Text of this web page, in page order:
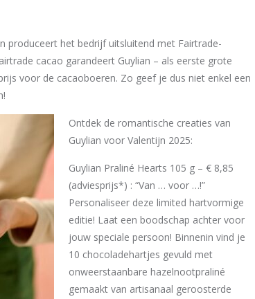
produceert het bedrijf uitsluitend met Fairtrade-
cacao garandeert Guylian – als eerste grote
voor de cacaoboeren. Zo geef je dus niet enkel een
Ontdek de romantische creaties van
Guylian voor Valentijn 2025:
Guylian Praliné Hearts 105 g – € 8,85
(adviesprijs*) : “Van … voor …!”
Personaliseer deze limited hartvormige
editie! Laat een boodschap achter voor
jouw speciale persoon! Binnenin vind je
10 chocoladehartjes gevuld met
onweerstaanbare hazelnootpraliné
gemaakt van artisanaal geroosterde